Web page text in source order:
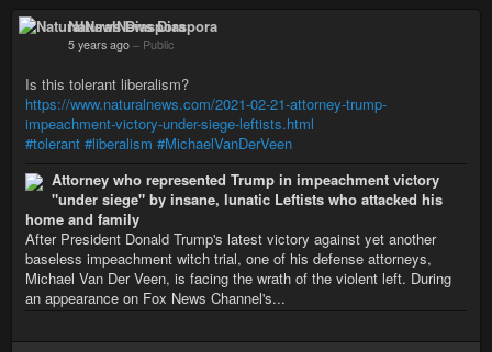
NaturalNews Diaspora
5 years ago – Public
Is this tolerant liberalism?
https://www.naturalnews.com/2021-02-21-attorney-trump-
impeachment-victory-under-siege-leftists.html
#tolerant #liberalism #MichaelVanDerVeen
Attorney who represented Trump in impeachment victory
"under siege" by insane, lunatic Leftists who attacked his
home and family
After President Donald Trump's latest victory against yet another
baseless impeachment witch trial, one of his defense attorneys,
Michael Van Der Veen, is facing the wrath of the violent left. During
an appearance on Fox News Channel's...